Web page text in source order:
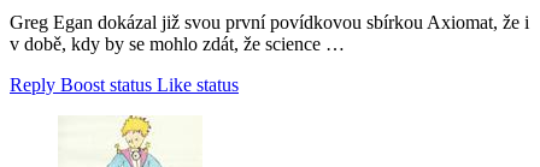
Greg Egan dokázal již svou první povídkovou sbírkou Axiomat, že i
v době, kdy by se mohlo zdát, že science …
Reply Boost status Like status